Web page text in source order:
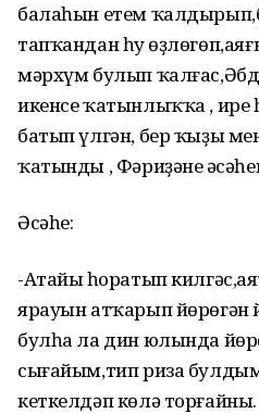
балаһын етем
тапҡандан һуң
мәрхүм булып
икенсе ҡатынлыҡҡа , ире
батып үлгән, бер ҡыҙы
ҡатынды , Фәриҙәнең
Әсәһе:
-Атайың һоратып
ярауын атҡарып йөрөгән
булһа ла дин юлында
сығайым,тип риза
кеткелдәп көлә торғайны.